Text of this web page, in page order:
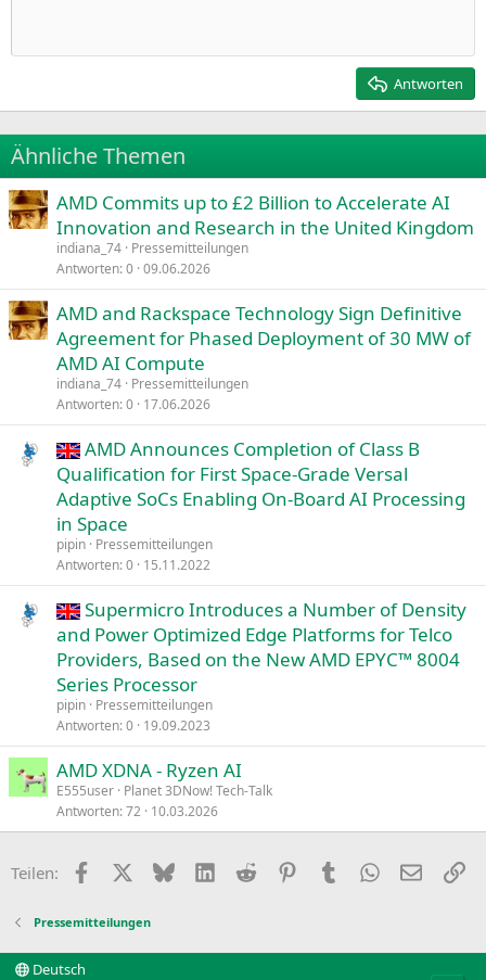
22
26
Times New Roman
Trebuchet MS
Verdana
Heading 2
Antworten
Ähnliche Themen
AMD Commits up to £2 Billion to Accelerate AI
Innovation and Research in the United Kingdom
indiana_74 Pressemitteilungen
Antworten 0 09.06.2026
AMD and Rackspace Technology Sign Definitive
Agreement for Phased Deployment of 30 MW of
AMD AI Compute
indiana_74 Pressemitteilungen
Antworten 0 17.06.2026
AMD Announces Completion of Class B
Qualification for First Space-Grade Versal
Adaptive SoCs Enabling On-Board AI Processing
in Space
pipin Pressemitteilungen
Antworten 0 15.11.2022
Supermicro Introduces a Number of Density
and Power Optimized Edge Platforms for Telco
Providers, Based on the New AMD EPYC™ 8004
Series Processor
pipin Pressemitteilungen
Antworten 0 19.09.2023
AMD XDNA - Ryzen AI
E555user Planet 3DNow! Tech-Talk
Antworten 72 10.03.2026
Teilen: Facebook BlueskyLinkedIn
Reddit PinterestTumblr WhatsApp
E-Mail
Pressemitteilungen
Deutsch